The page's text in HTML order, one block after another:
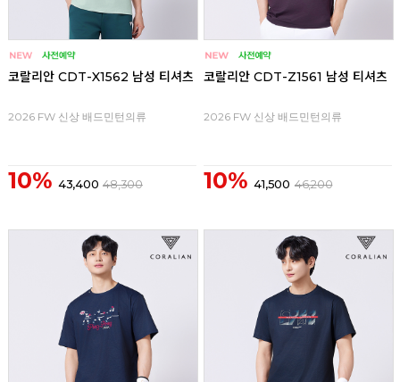
코랄리안 CDT-X1562 남성 티셔츠
2026 FW 신상 배드민턴의류
10% 43,400 48,300
코랄리안 CDT-Z1561 남성 티셔츠
2026 FW 신상 배드민턴의류
10% 41,500 46,200